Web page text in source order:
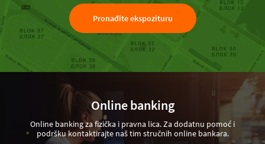
Pronađite ekspozituru
Online banking
Online banking za fizička i pravna lica. Za dodatnu pomoć i
podršku kontaktirajte naš tim stručnih online bankara.